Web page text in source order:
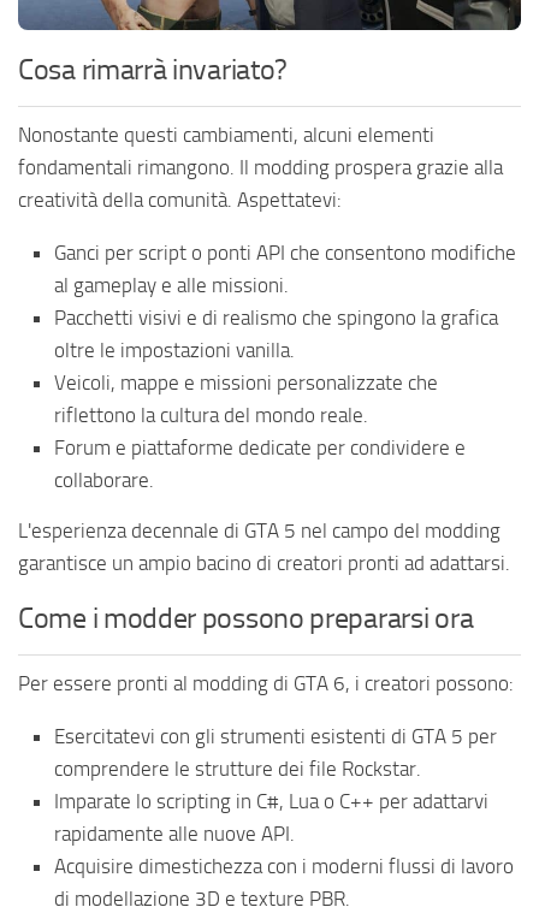
Cosa rimarrà invariato?
Nonostante questi cambiamenti, alcuni elementi
fondamentali rimangono. Il modding prospera grazie alla
creatività della comunità. Aspettatevi:
Ganci per script o ponti API che consentono modifiche
al gameplay e alle missioni.
Pacchetti visivi e di realismo che spingono la grafica
oltre le impostazioni vanilla.
Veicoli, mappe e missioni personalizzate che
riflettono la cultura del mondo reale.
Forum e piattaforme dedicate per condividere e
collaborare.
L'esperienza decennale di GTA 5 nel campo del modding
garantisce un ampio bacino di creatori pronti ad adattarsi.
Come i modder possono prepararsi ora
Per essere pronti al modding di GTA 6, i creatori possono:
Esercitatevi con gli strumenti esistenti di GTA 5 per
comprendere le strutture dei file Rockstar.
Imparate lo scripting in C#, Lua o C++ per adattarvi
rapidamente alle nuove API.
Acquisire dimestichezza con i moderni flussi di lavoro
di modellazione 3D e texture PBR.